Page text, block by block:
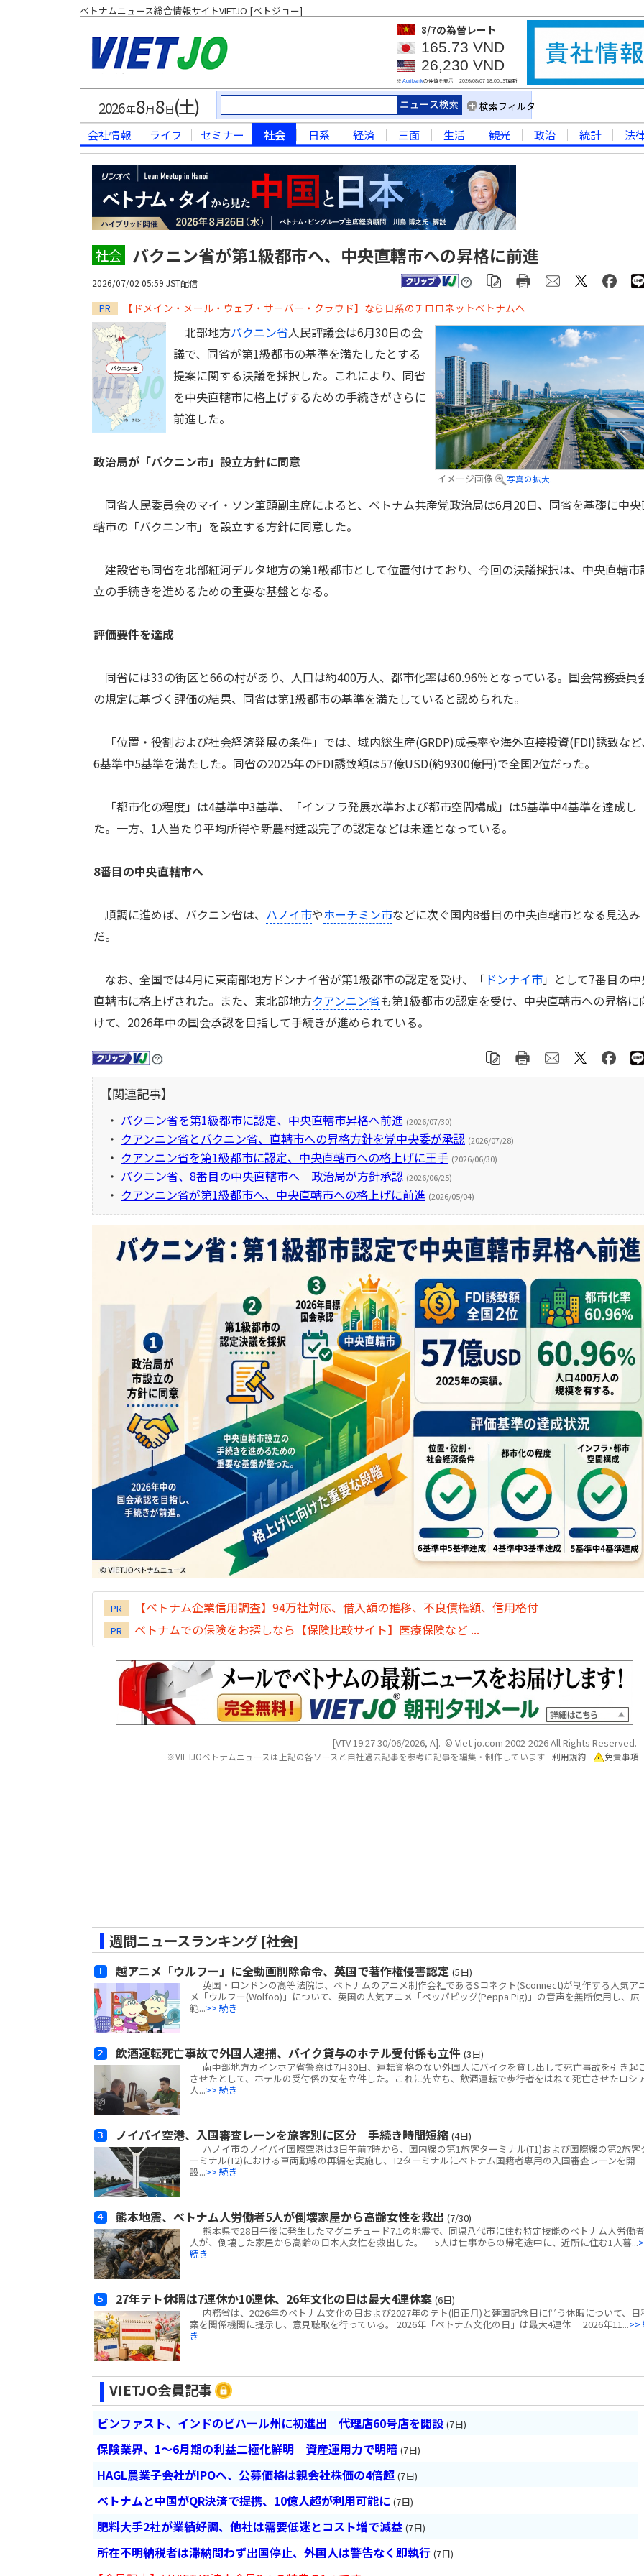
ベトナムニュース総合情報サイトVIETJO [ベトジョー]
8/7の為替レート
165.73 VND
26,230 VND
※ Agribankの仲値を表示 2026/08/07 18:00JST更新
2026年8月8日(土) 検索フィルタ
会社情報 ライフ セミナー 社会 日系 経済 三面 生活 観光 政治 統計 法
社会 バクニン省が第1級都市へ、中央直轄市への昇格に前進
2026/07/02 05:59 JST配信
PR 【ドメイン・メール・ウェブ・サーバー・クラウド】なら日系のチロロネットベトナムへ
イメージ画像 写真の拡大.
北部地方バクニン省人民評議会は6月30日の会
議で、同省が第1級都市の基準を満たしたとする
提案に関する決議を採択した。これにより、同省
を中央直轄市に格上げするための手続きがさらに
前進した。
政治局が「バクニン市」設立方針に同意
同省人民委員会のマイ・ソン筆頭副主席によると、ベトナム共産党政治局は6月20日、同省を基礎に中
轄市の「バクニン市」を設立する方針に同意した。
建設省も同省を北部紅河デルタ地方の第1級都市として位置付けており、今回の決議採択は、中央直轄市
立の手続きを進めるための重要な基盤となる。
評価要件を達成
同省には33の街区と66の村があり、人口は約400万人、都市化率は60.96％となっている。国会常務委員
の規定に基づく評価の結果、同省は第1級都市の基準を満たしていると認められた。
「位置・役割および社会経済発展の条件」では、域内総生産(GRDP)成長率や海外直接投資(FDI)誘致な
6基準中5基準を満たした。同省の2025年のFDI誘致額は57億USD(約9300億円)で全国2位だった。
「都市化の程度」は4基準中3基準、「インフラ発展水準および都市空間構成」は5基準中4基準を達成し
た。一方、1人当たり平均所得や新農村建設完了の認定などは未達となっている。
8番目の中央直轄市へ
順調に進めば、バクニン省は、 ハノイ市やホーチミン市などに次ぐ国内8番目の中央直轄市となる見込み
だ。
なお、全国では4月に東南部地方ドンナイ省が第1級都市の認定を受け、「 ドンナイ市」として7番目の
直轄市に格上げされた。また、東北部地方クアンニン省も第1級都市の認定を受け、中央直轄市への昇格に
けて、2026年中の国会承認を目指して手続きが進められている。
【関連記事】
・ バクニン省を第1級都市に認定、中央直轄市昇格へ前進 (2026/07/30)
・ クアンニン省とバクニン省、直轄市への昇格方針を党中央委が承認 (2026/07/28)
・ クアンニン省を第1級都市に認定、中央直轄市への格上げに王手 (2026/06/30)
・ バクニン省、8番目の中央直轄市へ 政治局が方針承認 (2026/06/25)
・ クアンニン省が第1級都市へ、中央直轄市への格上げに前進 (2026/05/04)
PR 【ベトナム企業信用調査】94万社対応、借入額の推移、不良債権額、信用格付
PR ベトナムでの保険をお探しなら【保険比較サイト】医療保険など ...
[VTV 19:27 30/06/2026, A]. © Viet-jo.com 2002-2026 All Rights Reserved.
※VIETJOベトナムニュースは上記の各ソースと自社過去記事を参考に記事を編集・制作しています 利用規約 免責事項
週間ニュースランキング [社会]
越アニメ「ウルフー」に全動画削除命令、英国で著作権侵害認定 (5日)
英国・ロンドンの高等法院は、ベトナムのアニメ制作会社であるSコネクト(Sconnect)が制作する人気ア
メ「ウルフー(Wolfoo)」について、英国の人気アニメ「ペッパピッグ(Peppa Pig)」の音声を無断使用し、広
範...>> 続き
飲酒運転死亡事故で外国人逮捕、バイク貸与のホテル受付係も立件 (3日)
南中部地方カインホア省警察は7月30日、運転資格のない外国人にバイクを貸し出して死亡事故を引き起
させたとして、ホテルの受付係の女を立件した。これに先立ち、飲酒運転で歩行者をはねて死亡させたロシ
人...>> 続き
ノイバイ空港、入国審査レーンを旅客別に区分 手続き時間短縮 (4日)
ハノイ市のノイバイ国際空港は3日午前7時から、国内線の第1旅客ターミナル(T1)および国際線の第2旅客
ーミナル(T2)における車両動線の再編を実施し、T2ターミナルにベトナム国籍者専用の入国審査レーンを開
設...>> 続き
熊本地震、ベトナム人労働者5人が倒壊家屋から高齢女性を救出 (7/30)
熊本県で28日午後に発生したマグニチュード7.1の地震で、同県八代市に住む特定技能のベトナム人労働
人が、倒壊した家屋から高齢の日本人女性を救出した。 5人は仕事からの帰宅途中に、近所に住む1人暮...
続き
27年テト休暇は7連休か10連休、26年文化の日は最大4連休案 (6日)
内務省は、2026年のベトナム文化の日および2027年のテト(旧正月)と建国記念日に伴う休暇について、日
案を関係機関に提示し、意見聴取を行っている。 2026年「ベトナム文化の日」は最大4連休 2026年11...>>
き
VIETJO会員記事
ビンファスト、インドのビハール州に初進出 代理店60号店を開設 (7日)
保険業界、1～6月期の利益二極化鮮明 資産運用力で明暗 (7日)
HAGL農業子会社がIPOへ、公募価格は親会社株価の4倍超 (7日)
ベトナムと中国がQR決済で提携、10億人超が利用可能に (7日)
肥料大手2社が業績好調、他社は需要低迷とコスト増で減益 (7日)
所在不明納税者は滞納問わず出国停止、外国人は警告なく即執行 (7日)